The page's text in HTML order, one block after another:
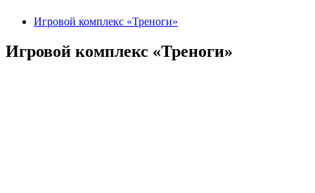
Игровой комплекс «Треноги»
Игровой комплекс «Треноги»